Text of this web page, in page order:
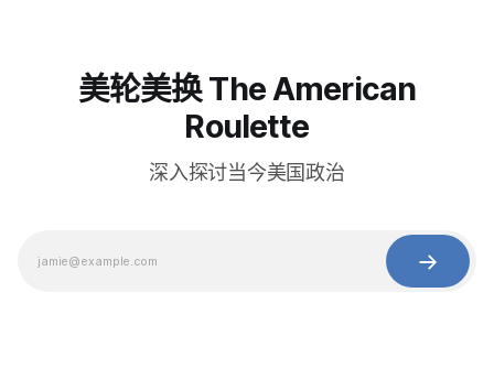
美轮美换 The American
Roulette
深入探讨当今美国政治